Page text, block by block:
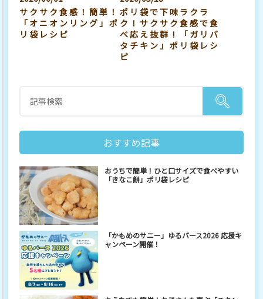
サクサク食感！簡単！
「オニオンリング」ポ
リ袋レシピ
ポリ袋で下味ラクラ
ク！サクサク食感で食
べ応え抜群！「ガリバ
タチキン」ポリ袋レシ
ピ
おすすめ記事
おうちで簡単！ひと口サイズで食べやすい
「きなこ餅」ポリ袋レシピ
「かもめのサニー」ゆるバース2026 応援キ
ャンペーン開催！